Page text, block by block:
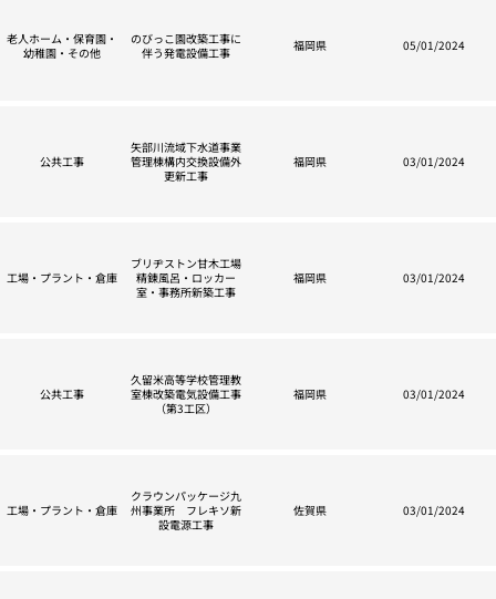
老人ホーム・保育園・
幼稚園・その他
のびっこ園改築工事に
伴う発電設備工事
福岡県 05/01/2024
公共工事
矢部川流域下水道事業
管理棟構内交換設備外
更新工事
福岡県 03/01/2024
工場・プラント・倉庫
ブリヂストン甘木工場
精錬風呂・ロッカー
室・事務所新築工事
福岡県 03/01/2024
公共工事
久留米高等学校管理教
室棟改築電気設備工事
（第3工区）
福岡県 03/01/2024
工場・プラント・倉庫
クラウンパッケージ九
州事業所 フレキソ新
設電源工事
佐賀県 03/01/2024